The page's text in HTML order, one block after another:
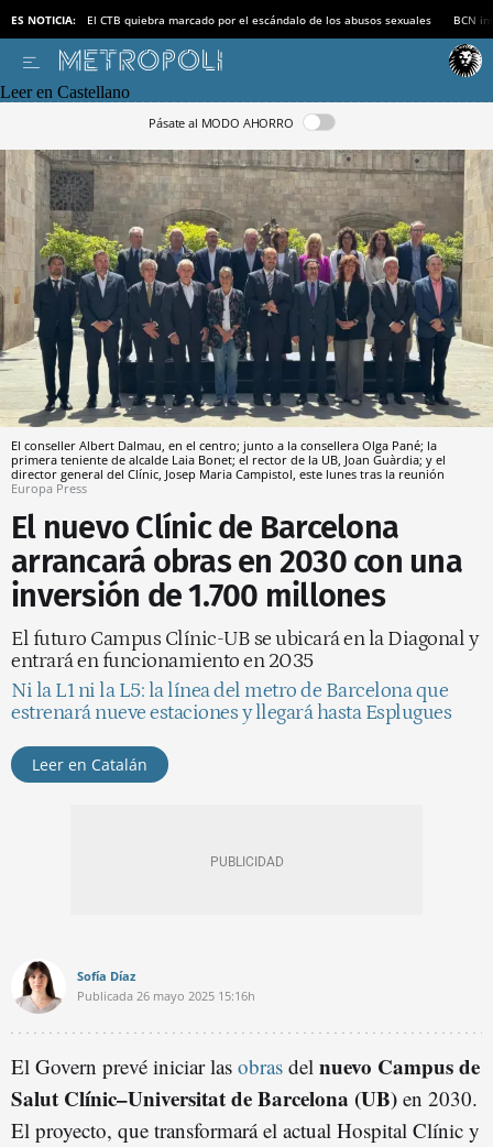
ES NOTICIA: El CTB quiebra marcado por el escándalo de los abusos sexuales BCN
Leer en Castellano
Pásate al MODO AHORRO
El conseller Albert Dalmau, en el centro; junto a la consellera Olga Pané; la
primera teniente de alcalde Laia Bonet; el rector de la UB, Joan Guàrdia; y el
director general del Clínic, Josep Maria Campistol, este lunes tras la reunión
Europa Press
El nuevo Clínic de Barcelona
arrancará obras en 2030 con una
inversión de 1.700 millones
El futuro Campus Clínic-UB se ubicará en la Diagonal y
entrará en funcionamiento en 2035
Ni la L1 ni la L5: la línea del metro de Barcelona que
estrenará nueve estaciones y llegará hasta Esplugues
Leer en Catalán
Sofía Díaz
Publicada 26 mayo 2025 15:16h
El Govern prevé iniciar las obras del nuevo Campus de
Salut Clínic–Universitat de Barcelona (UB) en 2030.
El proyecto, que transformará el actual Hospital Clínic y